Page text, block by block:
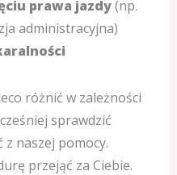
prawa jazdy(np.
administracyjna)
różnić w zależności
sprawdzić
naszej pomocy.
przejąć za Ciebie.